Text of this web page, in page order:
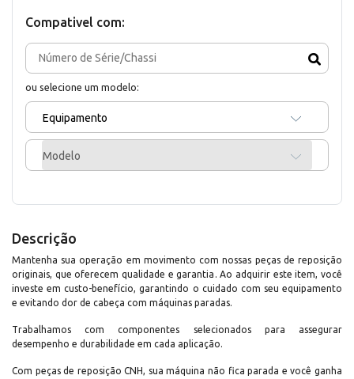
Compativel com:
ou selecione um modelo:
Equipamento
Modelo
Descrição
Mantenha sua operação em movimento com nossas peças de reposição
originais, que oferecem qualidade e garantia. Ao adquirir este item, você
investe em custo-benefício, garantindo o cuidado com seu equipamento
e evitando dor de cabeça com máquinas paradas.
Trabalhamos com componentes selecionados para assegurar
desempenho e durabilidade em cada aplicação.
Com peças de reposição CNH, sua máquina não fica parada e você ganha